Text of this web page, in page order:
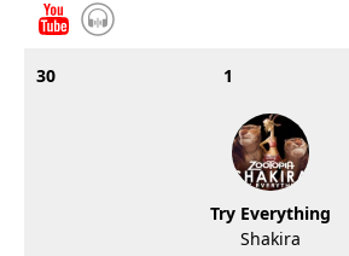
30 1
Try Everything
Shakira